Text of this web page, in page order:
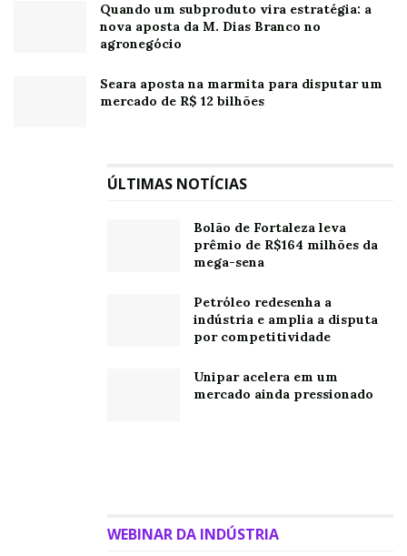
Quando um subproduto vira estratégia: a
nova aposta da M. Dias Branco no
agronegócio
Seara aposta na marmita para disputar um
mercado de R$ 12 bilhões
ÚLTIMAS NOTÍCIAS
Bolão de Fortaleza leva
prêmio de R$164 milhões da
mega-sena
Petróleo redesenha a
indústria e amplia a disputa
por competitividade
Unipar acelera em um
mercado ainda pressionado
WEBINAR DA INDÚSTRIA